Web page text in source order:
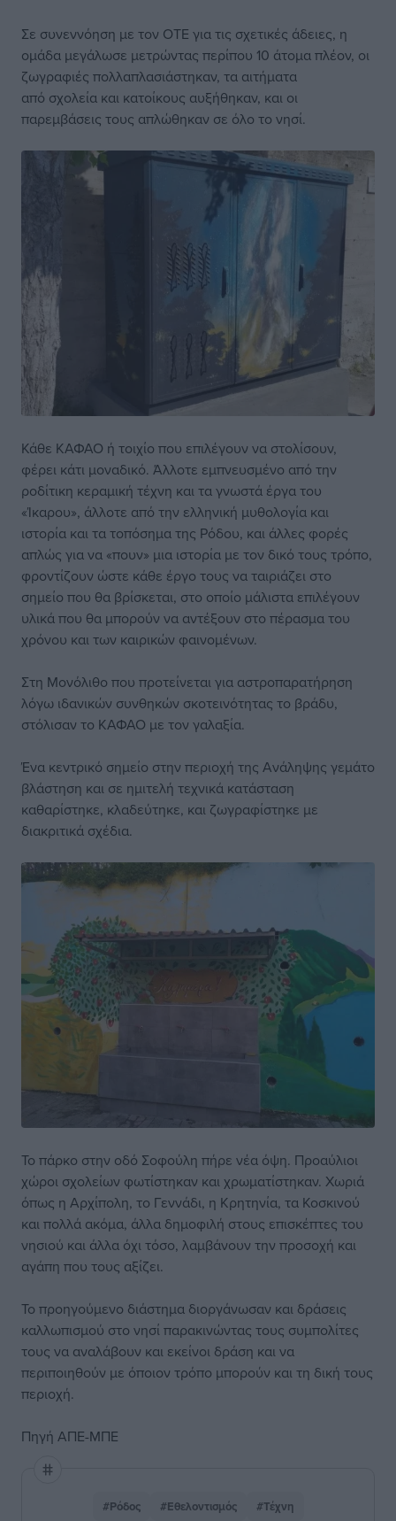
Σε συνεννόηση με τον ΟΤΕ για τις σχετικές άδειες, η
ομάδα μεγάλωσε μετρώντας περίπου 10 άτομα πλέον, οι
ζωγραφιές πολλαπλασιάστηκαν, τα αιτήματα
από σχολεία και κατοίκους αυξήθηκαν, και οι
παρεμβάσεις τους απλώθηκαν σε όλο το νησί.
Κάθε ΚΑΦΑΟ ή τοιχίο που επιλέγουν να στολίσουν,
φέρει κάτι μοναδικό. Άλλοτε εμπνευσμένο από την
ροδίτικη κεραμική τέχνη και τα γνωστά έργα του
«Ίκαρου», άλλοτε από την ελληνική μυθολογία και
ιστορία και τα τοπόσημα της Ρόδου, και άλλες φορές
απλώς για να «πουν» μια ιστορία με τον δικό τους τρόπο,
φροντίζουν ώστε κάθε έργο τους να ταιριάζει στο
σημείο που θα βρίσκεται, στο οποίο μάλιστα επιλέγουν
υλικά που θα μπορούν να αντέξουν στο πέρασμα του
χρόνου και των καιρικών φαινομένων.
Στη Μονόλιθο που προτείνεται για αστροπαρατήρηση
λόγω ιδανικών συνθηκών σκοτεινότητας το βράδυ,
στόλισαν το ΚΑΦΑΟ με τον γαλαξία.
Ένα κεντρικό σημείο στην περιοχή της Ανάληψης γεμάτο
βλάστηση και σε ημιτελή τεχνικά κατάσταση
καθαρίστηκε, κλαδεύτηκε, και ζωγραφίστηκε με
διακριτικά σχέδια.
Το πάρκο στην οδό Σοφούλη πήρε νέα όψη. Προαύλιοι
χώροι σχολείων φωτίστηκαν και χρωματίστηκαν. Χωριά
όπως η Αρχίπολη, το Γεννάδι, η Κρητηνία, τα Κοσκινού
και πολλά ακόμα, άλλα δημοφιλή στους επισκέπτες του
νησιού και άλλα όχι τόσο, λαμβάνουν την προσοχή και
αγάπη που τους αξίζει.
Το προηγούμενο διάστημα διοργάνωσαν και δράσεις
καλλωπισμού στο νησί παρακινώντας τους συμπολίτες
τους να αναλάβουν και εκείνοι δράση και να
περιποιηθούν με όποιον τρόπο μπορούν και τη δική τους
περιοχή.
Πηγή ΑΠΕ-ΜΠΕ
#Ρόδος #Εθελοντισμός #Τέχνη